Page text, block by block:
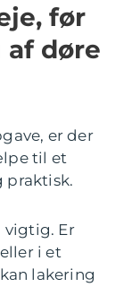
før
døre
er der
til et
praktisk.
vigtig. Er
i et
lakering